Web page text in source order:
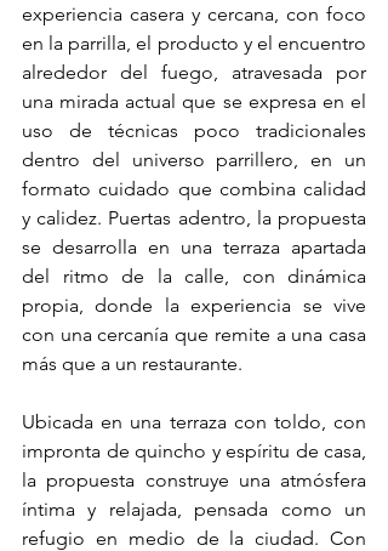
experiencia casera y cercana, con foco
en la parrilla, el producto y el encuentro
alrededor del fuego, atravesada por
una mirada actual que se expresa en el
uso de técnicas poco tradicionales
dentro del universo parrillero, en un
formato cuidado que combina calidad
y calidez. Puertas adentro, la propuesta
se desarrolla en una terraza apartada
del ritmo de la calle, con dinámica
propia, donde la experiencia se vive
con una cercanía que remite a una casa
más que a un restaurante.
Ubicada en una terraza con toldo, con
impronta de quincho y espíritu de casa,
la propuesta construye una atmósfera
íntima y relajada, pensada como un
refugio en medio de la ciudad. Con